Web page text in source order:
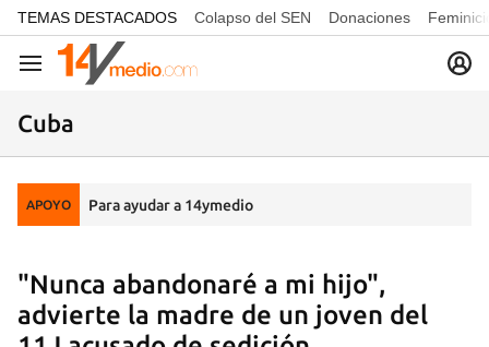
common.go-to-content
TEMAS DESTACADOS Colapso del SEN Donaciones
Navegación
Cuba
APOYO Para ayudar a 14ymedio
"Nunca abandonaré a mi hijo",
advierte la madre de un joven del